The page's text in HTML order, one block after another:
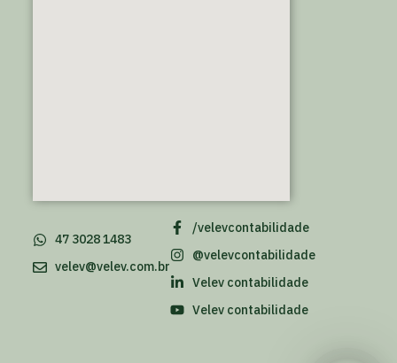
/velevcontabilidade
@velevcontabilidade
Velev contabilidade
Velev contabilidade
47 3028 1483
velev@velev.com.br